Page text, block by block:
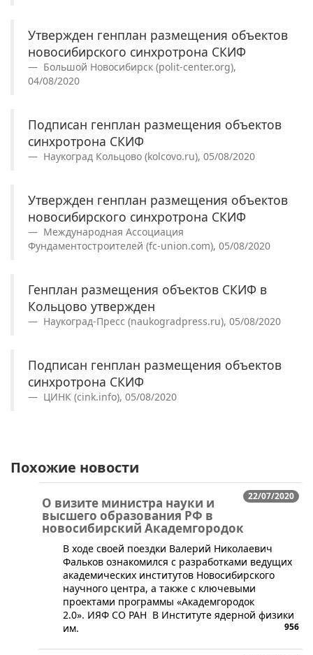
Утвержден генплан размещения объектов
новосибирского синхротрона СКИФ
Большой Новосибирск (polit-center.org),
04/08/2020
Подписан генплан размещения объектов
синхротрона СКИФ
Наукоград Кольцово (kolcovo.ru), 05/08/2020
Утвержден генплан размещения объектов
новосибирского синхротрона СКИФ
Международная Ассоциация
Фундаментостроителей (fc-union.com), 05/08/2020
Генплан размещения объектов СКИФ в
Кольцово утвержден
Наукоград-Пресс (naukogradpress.ru), 05/08/2020
Подписан генплан размещения объектов
синхротрона СКИФ
ЦИНК (cink.info), 05/08/2020
Похожие новости
22/07/2020
О визите министра науки и
высшего образования РФ в
новосибирский Академгородок
В ходе своей поездки Валерий Николаевич
Фальков ознакомился с разработками ведущих
академических институтов Новосибирского
научного центра, а также с ключевыми
проектами программы «Академгородок
2.0». ИЯФ СО РАН В Институте ядерной физики
им.
956